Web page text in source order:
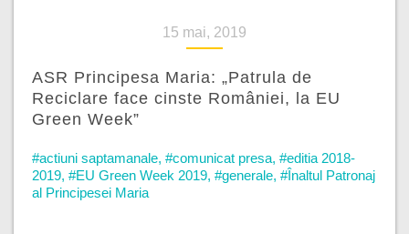
15 mai, 2019
ASR Principesa Maria: „Patrula de
Reciclare face cinste României, la EU
Green Week”
#actiuni saptamanale, #comunicat presa, #editia 2018-
2019, #EU Green Week 2019, #generale, #Înaltul Patronaj
al Principesei Maria